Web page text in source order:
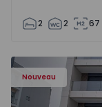
2 2 67
Nouveau